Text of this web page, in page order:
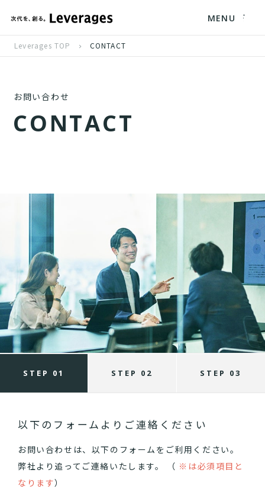
MENU
Leverages TOP CONTACT
お問い合わせ
CONTACT
STEP 01 STEP 02 STEP 03
以下のフォームよりご連絡ください
お問い合わせは、以下のフォームをご利用ください。
弊社より追ってご連絡いたします。 （ ※は必須項目と
なります）